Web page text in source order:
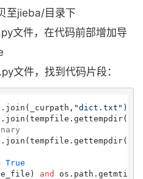
至jieba/目录下
文件，在代码前部增加导
文件，找到代码片段：
"dict.txt" ):
True
and